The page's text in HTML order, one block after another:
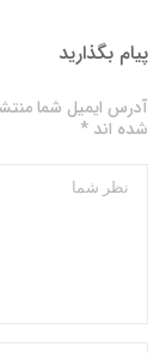
پیام بگذارید
آدرس ایمیل شما
شده اند *